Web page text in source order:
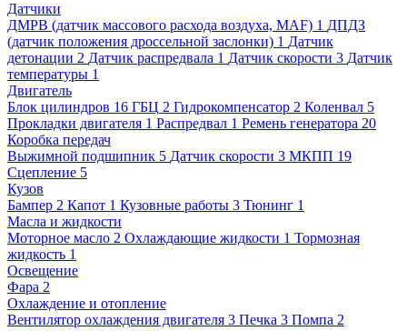
Датчики
ДМРВ (датчик массового расхода воздуха, MAF) 1 ДПДЗ
(датчик положения дроссельной заслонки) 1 Датчик
детонации 2 Датчик распредвала 1 Датчик скорости 3 Датчик
температуры 1
Двигатель
Блок цилиндров 16 ГБЦ 2 Гидрокомпенсатор 2 Коленвал 5
Прокладки двигателя 1 Распредвал 1 Ремень генератора 20
Коробка передач
Выжимной подшипник 5 Датчик скорости 3 МКПП 19
Сцепление 5
Кузов
Бампер 2 Капот 1 Кузовные работы 3 Тюнинг 1
Масла и жидкости
Моторное масло 2 Охлаждающие жидкости 1 Тормозная
жидкость 1
Освещение
Фара 2
Охлаждение и отопление
Вентилятор охлаждения двигателя 3 Печка 3 Помпа 2